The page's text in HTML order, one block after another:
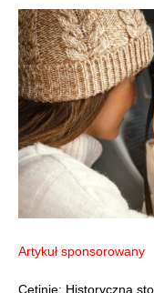
Artykuł sponsorowany
Cetinje: Historyczna